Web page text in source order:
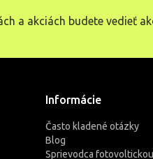
a akciách budete vedieť
Informácie
Často kladené otázky
Blog
Sprievodca fotovoltickou